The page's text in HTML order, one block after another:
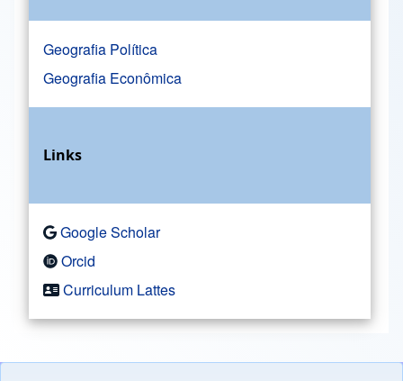
Geografia Política
Geografia Econômica
Links
Google Scholar
Orcid
Curriculum Lattes